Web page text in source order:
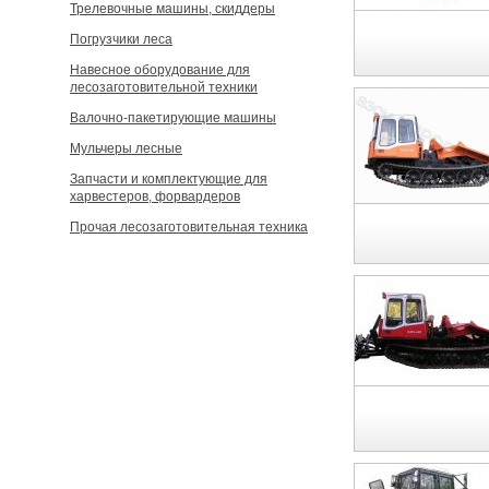
Трелевочные машины, скиддеры
Погрузчики леса
Навесное оборудование для
лесозаготовительной техники
Валочно-пакетирующие машины
Мульчеры лесные
Запчасти и комплектующие для
харвестеров, форвардеров
Прочая лесозаготовительная техника